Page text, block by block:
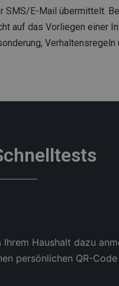
SMS/E-Mail übermittelt.
auf das Vorliegen einer
Verhaltensregeln
Haushalt dazu
persönlichen QR-